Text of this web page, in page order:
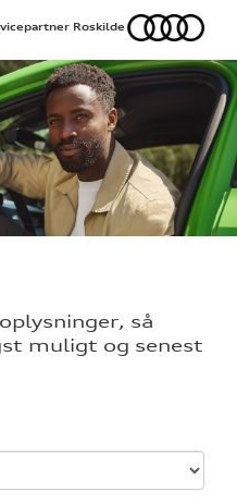
Audi
Roskilde
så
muligt og senest